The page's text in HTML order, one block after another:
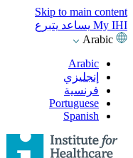
Skip to main content
My IHI يساعد يتبرع
Arabic
Arabic
إنجليزي
فرنسية
Portuguese
Spanish